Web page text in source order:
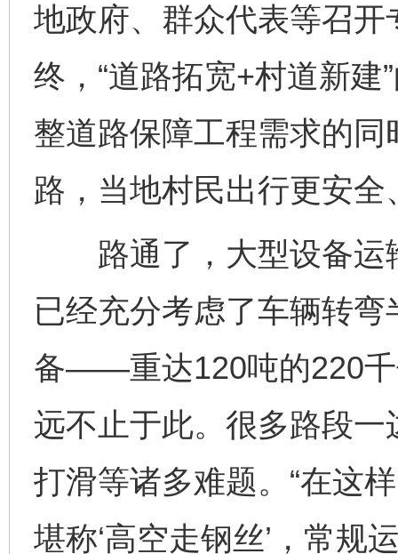
地政府、群众代表等召
终，“道路拓宽+村道新
整道路保障工程需求的
路，当地村民出行更安全
路通了，大型设备运
已经充分考虑了车辆转
备——重达120吨的220千
远不止于此。很多路段
打滑等诸多难题。“在这
堪称‘高空走钢丝’，常规